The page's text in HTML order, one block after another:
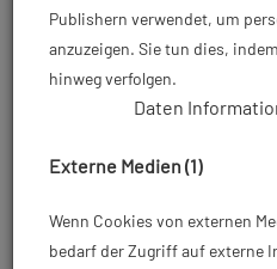
Trockentauchanzug
Publishern verwendet, um
anzuzeigen. Sie tun dies,
hinweg verfolgen.
Daten
Externe Medien (1)
Wenn Cookies von externen
bedarf der Zugriff auf externe